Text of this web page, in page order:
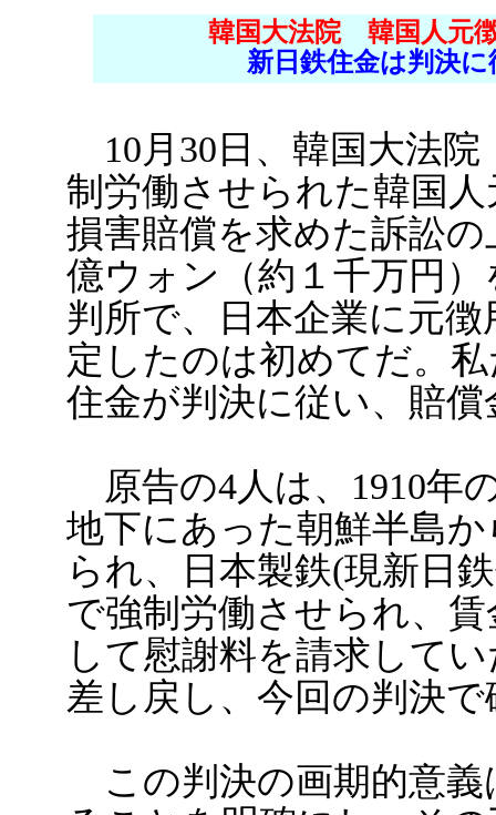
韓国大法院 韓国人元
新日鉄住金は判決
10月30日、韓国大法院
制労働させられた韓国
損害賠償を求めた訴訟
億ウォン（約１千万円
判所で、日本企業に元
定したのは初めてだ。
住金が判決に従い、賠
原告の4人は、1910年
地下にあった朝鮮半島
られ、日本製鉄(現新日
で強制労働させられ、
して慰謝料を請求して
差し戻し、今回の判決
この判決の画期的意義